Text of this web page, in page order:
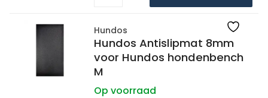
Hundos
Hundos Antislipmat 8mm
voor Hundos hondenbench
M
Op voorraad